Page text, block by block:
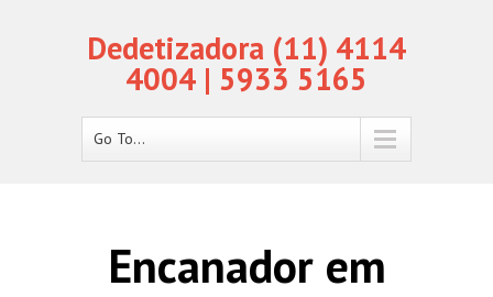
Dedetizadora (11) 4114
4004 | 5933 5165
Go To...
Encanador em